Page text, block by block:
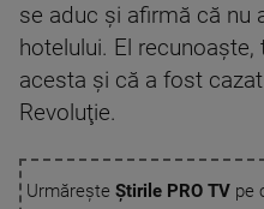
se aduc și afirmă că nu
hotelului. El
acesta și că a fost
Revoluţie.
Urmărește Știrile PRO TVpe